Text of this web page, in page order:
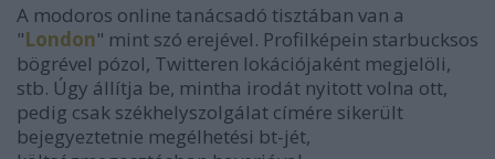
A modoros online tanácsadó tisztában van a
"London" mint szó erejével. Profilképein starbucksos
bögrével pózol, Twitteren lokációjaként megjelöli,
stb. Úgy állítja be, mintha irodát nyitott volna ott,
pedig csak székhelyszolgálat címére sikerült
bejegyeztetnie megélhetési bt-jét,